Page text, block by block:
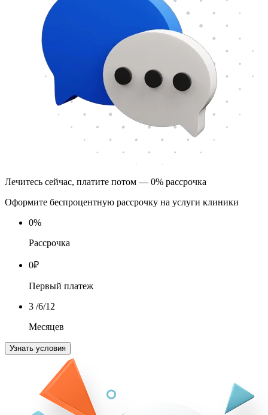
Лечитесь сейчас, платите потом — 0% рассрочка
Оформите беспроцентную рассрочку на услуги клиники
0%
Рассрочка
0₽
Первый платеж
3 /6/12
Месяцев
Узнать условия